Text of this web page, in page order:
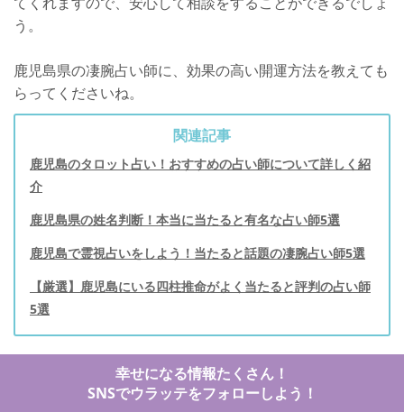
う。
鹿児島県の凄腕占い師に、効果の高い開運方法を教えても
らってくださいね。
関連記事
鹿児島のタロット占い！おすすめの占い師について詳しく紹
介
鹿児島県の姓名判断！本当に当たると有名な占い師5選
鹿児島で霊視占いをしよう！当たると話題の凄腕占い師5選
【厳選】鹿児島にいる四柱推命がよく当たると評判の占い師
5選
幸せになる情報たくさん！
SNSでウラッテをフォローしよう！